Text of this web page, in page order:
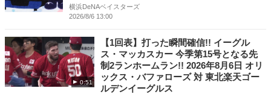
横浜DeNAベイスターズ
2026/8/6 13:00
0:51
【1回表】打った瞬間確信!! イーグル
ス・マッカスカー 今季第15号となる先
制2ランホームラン!! 2026年8月6日 オリ
ックス・バファローズ 対 東北楽天ゴー
ルデンイーグルス